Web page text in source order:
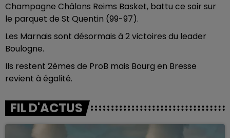
Champagne Châlons Reims Basket, battu ce soir sur
le parquet de St Quentin (99-97).
Les Marnais sont désormais à 2 victoires du leader
Boulogne.
Ils restent 2èmes de ProB mais Bourg en Bresse
revient à égalité.
FIL D'ACTUS